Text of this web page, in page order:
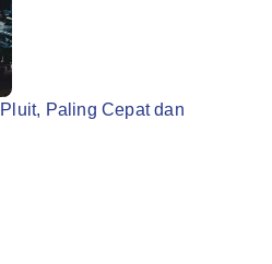
Paling Cepat dan